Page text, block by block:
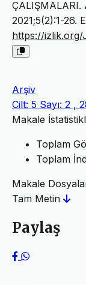
ÇALIŞMALARI.
2021;5(2):1-26.
https://izlik.org/
Arşiv
Cilt: 5 Sayı: 2 ,
Makale
Toplam
Toplam
Makale
Tam Metin
Paylaş